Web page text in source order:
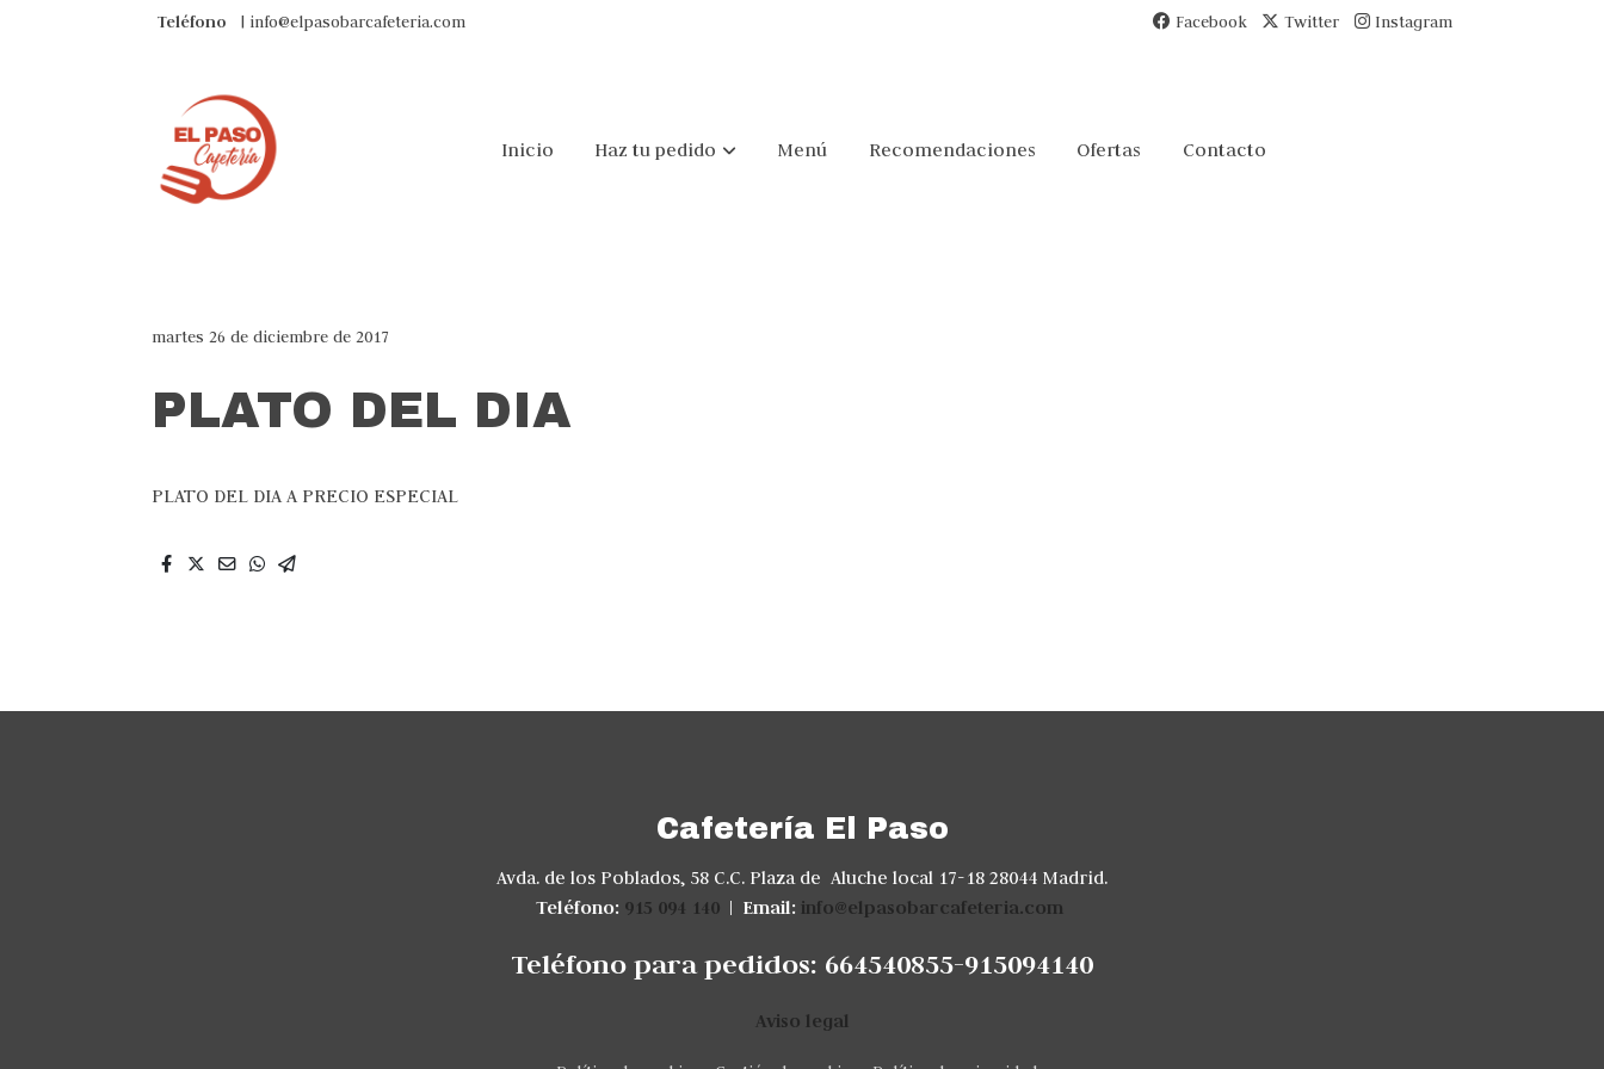
Teléfono | info@elpasobarcafeteria.com Facebook Twitter Instagram
Inicio Haz tu pedido Menú Recomendaciones Ofertas Contacto
martes 26 de diciembre de 2017
PLATO DEL DIA
PLATO DEL DIA A PRECIO ESPECIAL
Cafetería El Paso
Avda. de los Poblados, 58 C.C. Plaza de Aluche local 17-18 28044 Madrid.
Teléfono: 915 094 140 | Email: info@elpasobarcafeteria.com
Teléfono para pedidos: 664540855-915094140
Aviso legal